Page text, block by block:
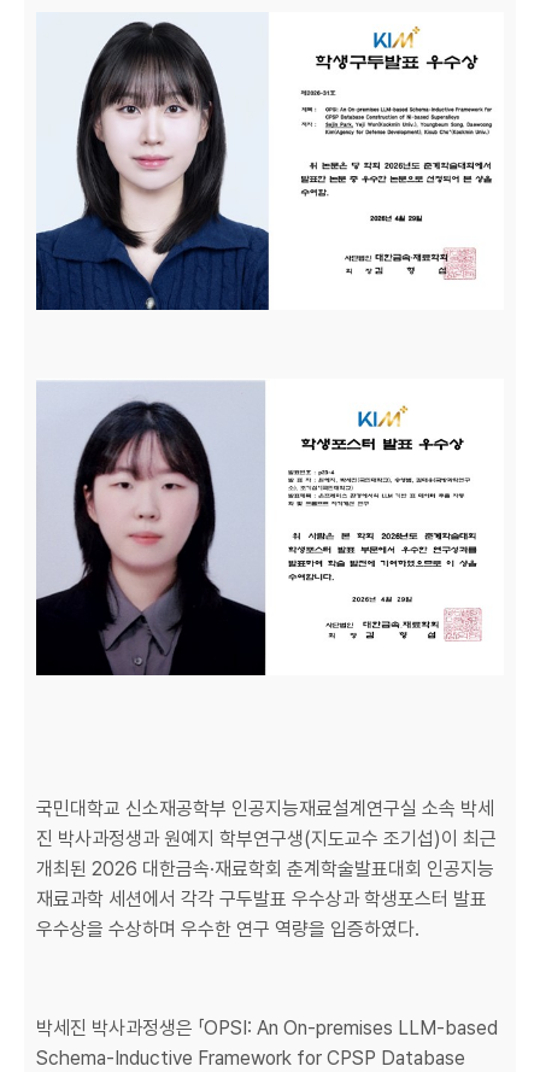
국민대학교 신소재공학부 인공지능재료설계연구실 소속 박세
진 박사과정생과 원예지 학부연구생(지도교수 조기섭)이 최근
개최된 2026 대한금속·재료학회 춘계학술발표대회 인공지능
재료과학 세션에서 각각 구두발표 우수상과 학생포스터 발표
우수상을 수상하며 우수한 연구 역량을 입증하였다.
박세진 박사과정생은 「OPSI: An On-premises LLM-based
Schema-Inductive Framework for CPSP Database